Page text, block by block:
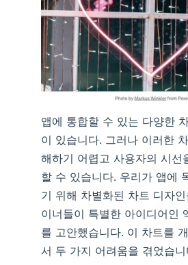
앱에 통합할 수 있는 다양한
이 있습니다. 그러나 이러한
해하기 어렵고 사용자의 시선
할 수 있습니다. 우리가 앱에
기 위해 차별화된 차트 디자
이너들이 특별한 아이디어인
를 고안했습니다. 이 차트를
서 두 가지 어려움을 겪었습니